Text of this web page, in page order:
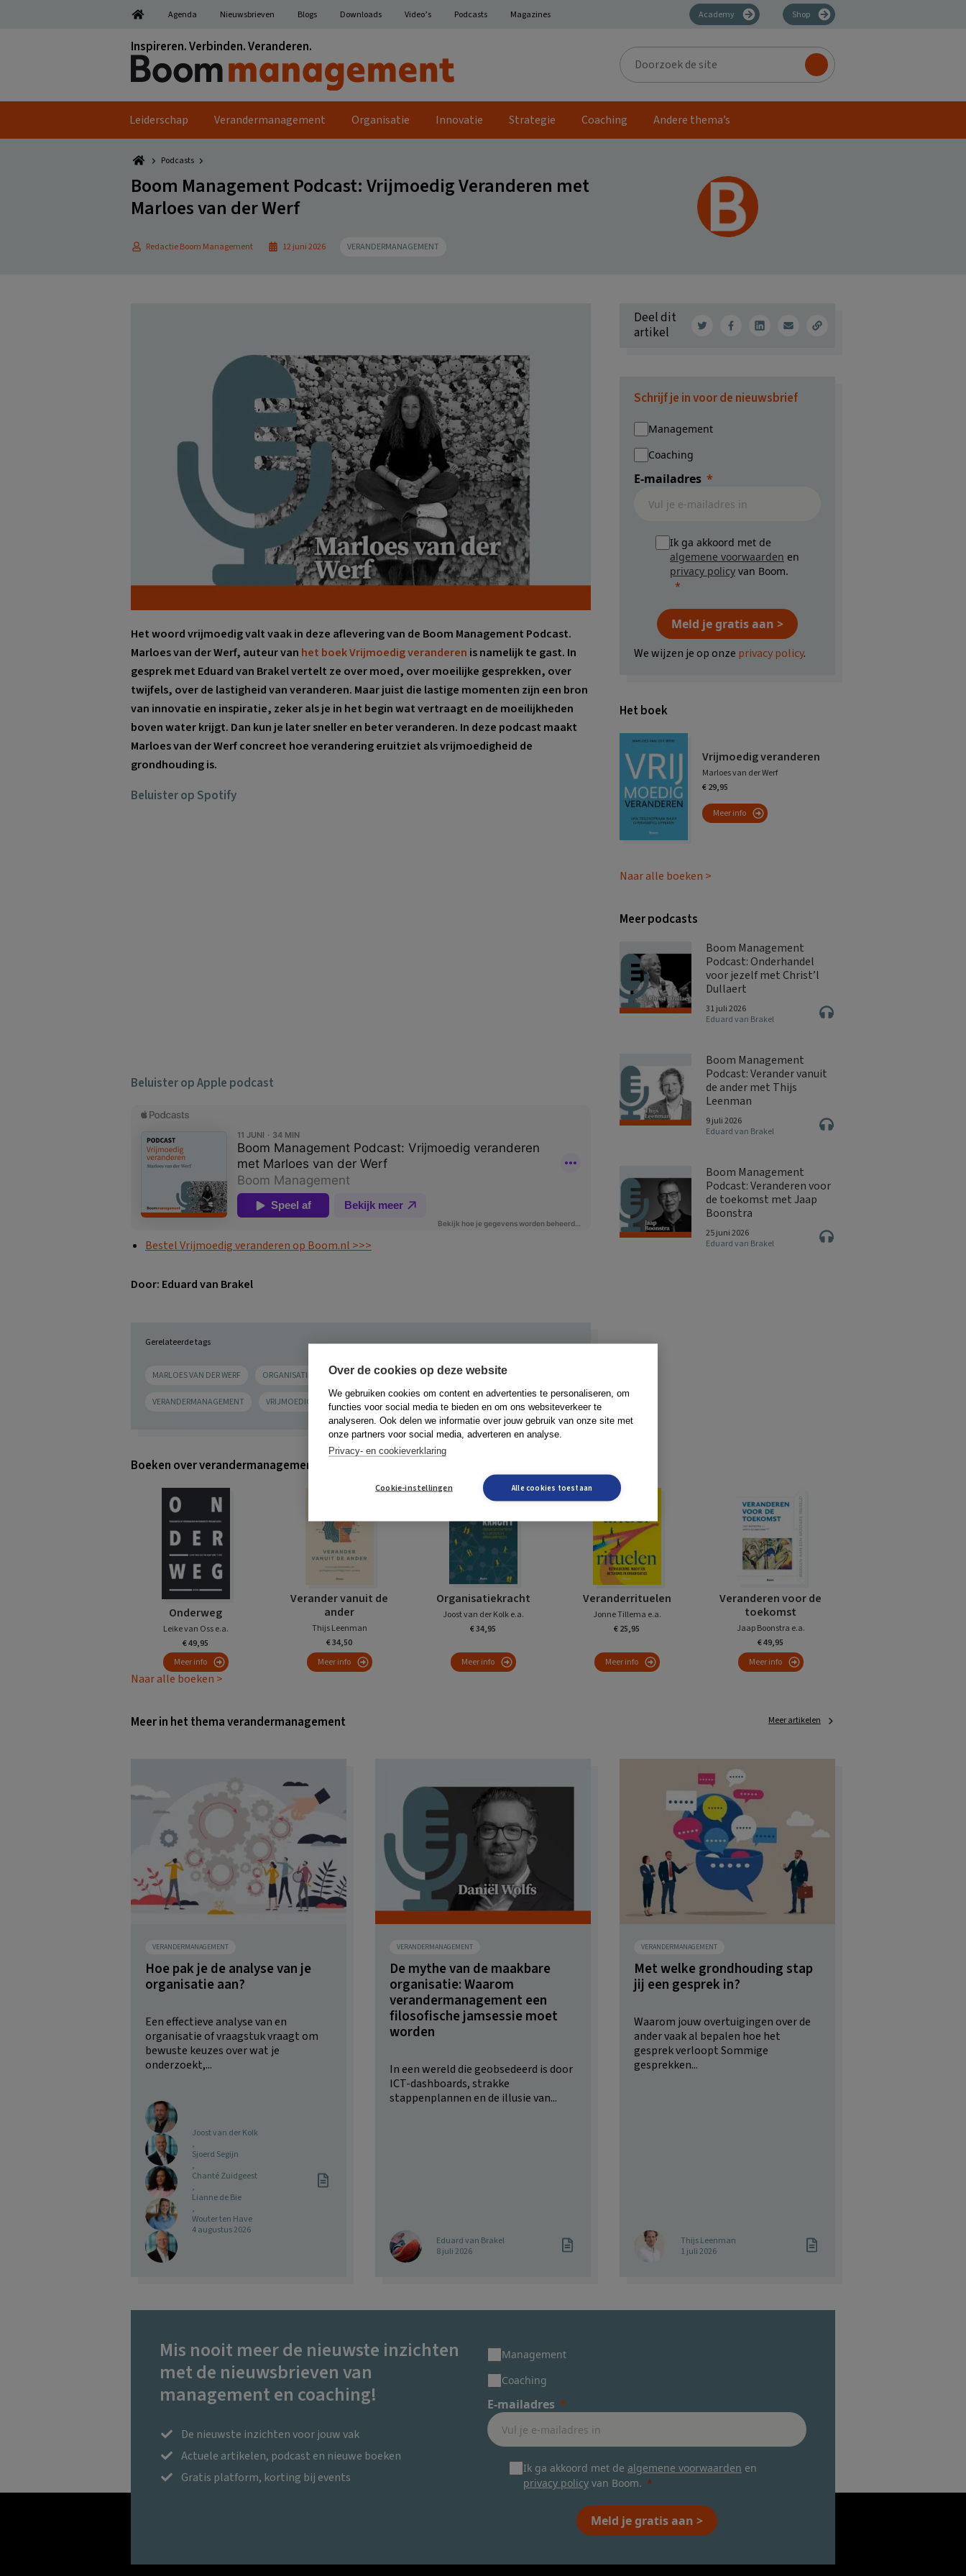
Agenda Nieuwsbrieven Blogs Downloads Video’s Podcasts Magazines Academy Shop
Inspireren. Verbinden. Veranderen.
Doorzoek
de
site
Leiderschap Verandermanagement Organisatie Innovatie Strategie Coaching Andere thema’s
Podcasts
Boom Management Podcast: Vrijmoedig Veranderen met
Marloes van der Werf
Redactie Boom Management 12 juni 2026 VERANDERMANAGEMENT
Het woord vrijmoedig valt vaak in deze aflevering van de Boom Management Podcast.
Marloes van der Werf, auteur van ⁠het boek Vrijmoedig veranderen⁠ is namelijk te gast. In
gesprek met Eduard van Brakel vertelt ze over moed, over moeilijke gesprekken, over
twijfels, over de lastigheid van veranderen. Maar juist die lastige momenten zijn een bron
van innovatie en inspiratie, zeker als je in het begin wat vertraagt en de moeilijkheden
boven water krijgt. Dan kun je later sneller en beter veranderen. In deze podcast maakt
Marloes van der Werf concreet hoe verandering eruitziet als vrijmoedigheid de
grondhouding is.
Beluister op Spotify
Beluister op Apple podcast
Bestel Vrijmoedig veranderen op Boom.nl >>>
Door: Eduard van Brakel
Gerelateerde tags
MARLOES VAN DER WERF ORGANISATIEVERANDERING PODCAST VERANDERKUNDE
VERANDERMANAGEMENT VRIJMOEDIG
Deel dit
artikel
Schrijf je in voor de nieuwsbrief
Management
Coaching
E-mailadres
Ik ga akkoord met de
algemene voorwaarden en
privacy policy van Boom.
Meld je gratis aan >
We wijzen je op onze privacy policy.
Het boek
Vrijmoedig veranderen
Marloes van der Werf
€ 29,95
Meer info
Naar alle boeken >
Meer podcasts
Boom Management
Podcast: Onderhandel
voor jezelf met Christ’l
Dullaert
31 juli 2026
Eduard van Brakel
Boom Management
Podcast: Verander vanuit
de ander met Thijs
Leenman
9 juli 2026
Eduard van Brakel
Boom Management
Podcast: Veranderen voor
de toekomst met Jaap
Boonstra
25 juni 2026
Eduard van Brakel
Boeken over verandermanagement
Onderweg
Leike van Oss e.a.
€ 49,95
Meer info
Verander vanuit de
ander
Thijs Leenman
€ 34,50
Meer info
Organisatiekracht
Joost van der Kolk e.a.
€ 34,95
Meer info
Veranderrituelen
Jonne Tillema e.a.
€ 25,95
Meer info
Veranderen voor de
toekomst
Jaap Boonstra e.a.
€ 49,95
Meer info
Naar alle boeken >
Meer in het thema verandermanagement Meer artikelen
VERANDERMANAGEMENT
Hoe pak je de analyse van je
organisatie aan?
Een effectieve analyse van en
organisatie of vraagstuk vraagt om
bewuste keuzes over wat je
onderzoekt,...
Joost van der Kolk
,
Sjoerd Segijn
,
Chanté Zuidgeest
,
Lianne de Bie
,
Wouter ten Have
4 augustus 2026
VERANDERMANAGEMENT
De mythe van de maakbare
organisatie: Waarom
verandermanagement een
filosofische jamsessie moet
worden
In een wereld die geobsedeerd is door
ICT-dashboards, strakke
stappenplannen en de illusie van...
Eduard van Brakel
8 juli 2026
VERANDERMANAGEMENT
Met welke grondhouding stap
jij een gesprek in?
Waarom jouw overtuigingen over de
ander vaak al bepalen hoe het
gesprek verloopt Sommige
gesprekken...
Thijs Leenman
1 juli 2026
Mis nooit meer de nieuwste inzichten
met de nieuwsbrieven van
management en coaching!
De nieuwste inzichten voor jouw vak
Actuele artikelen, podcast en nieuwe boeken
Gratis platform, korting bij events
Management
Coaching
E-mailadres
Ik ga akkoord met de algemene voorwaarden en
privacy policy van Boom.
Meld je gratis aan >
Over de cookies op deze website
We gebruiken cookies om content en advertenties te personaliseren, om
functies voor social media te bieden en om ons websiteverkeer te
analyseren. Ook delen we informatie over jouw gebruik van onze site met
onze partners voor social media, adverteren en analyse.
Privacy- en cookieverklaring
Cookie-instellingen Alle cookies toestaan